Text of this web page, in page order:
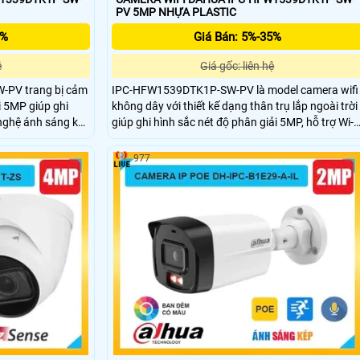
PV trang bị cảm
5MP giúp ghi
ánh sáng kép
biệt mà
hiện
và loa đàm
hoạt
PV 5MP NHỰA PLASTIC
Giá Bán: 5%-35%
Giá gốc: liên hệ
IPC-HFW1539DTK1P-SW-PV là model camera wifi
không dây với thiết kế dạng thân trụ lắp ngoài trời
giúp ghi hình sắc nét độ phân giải 5MP, hỗ trợ Wi-
Fi6 (2.4GHZ) & Bluetooth kết nối nhanh hơn.
Camera mang trong mình những tính năng hiện
đại như đàm thoại 2 chiều, phát hiện con
người/phương tiện, công nghệ ánh sáng kép
thông minh và báo động chủ động nháy đèn, còi
977